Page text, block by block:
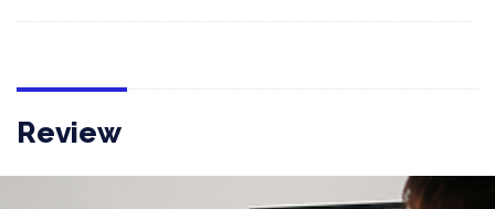
Review